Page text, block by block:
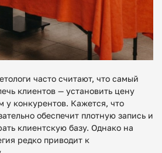
часто считают, что самый
клиентов — установить цену
у конкурентов. Кажется, что
обеспечит плотную запись и
клиентскую базу. Однако на
редко приводит к